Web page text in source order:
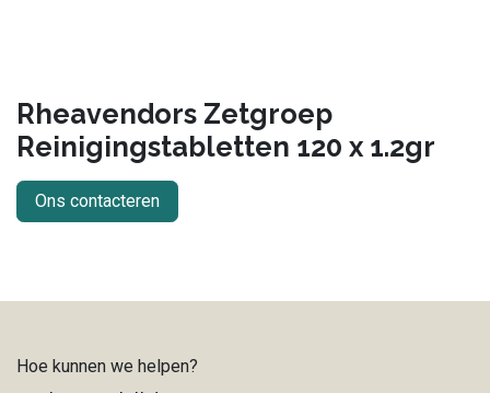
Rheavendors Zetgroep
Reinigingstabletten 120 x 1.2gr
Ons contacteren
Hoe kunnen we helpen?